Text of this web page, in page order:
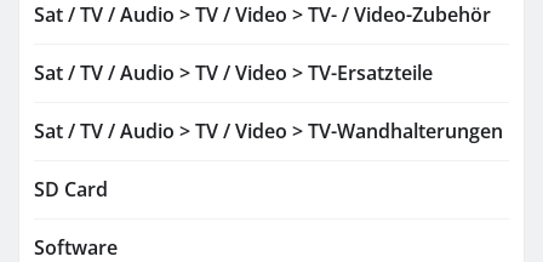
Sat / TV / Audio > TV / Video > TV- / Video-Zubehör
Sat / TV / Audio > TV / Video > TV-Ersatzteile
Sat / TV / Audio > TV / Video > TV-Wandhalterungen
SD Card
Software